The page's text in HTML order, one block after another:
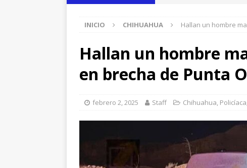
[ agosto 5, 2026 ] Realizan
MEOQUI
Marco
Aldama
CHIHUAHUA
[ agosto 6, 2026 ] *La
pretextos
CHIHUAHUA
INICIO CHIHUAHUA Hallan un hombre
Hallan un hombre
en brecha de Punta
febrero 2, 2025 Staff Chihuahua, Policíaca